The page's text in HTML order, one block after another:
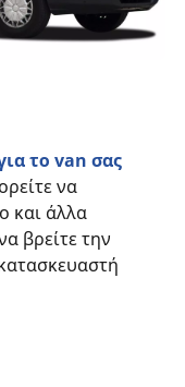
το van σας
να
και άλλα
βρείτε την